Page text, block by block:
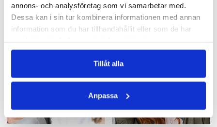
annons- och analysföretag som vi samarbetar med.
Dessa kan i sin tur kombinera informationen med annan
information som du har tillhandahållit eller som de har
Tillåt alla
Anpassa
drabbas av dessa minskar när vi
äter en kost med mer vegetabiliskt
fett, såsom olivolja, rapsolja,
adaptogener - men vad är det och
vad har de för funktion?